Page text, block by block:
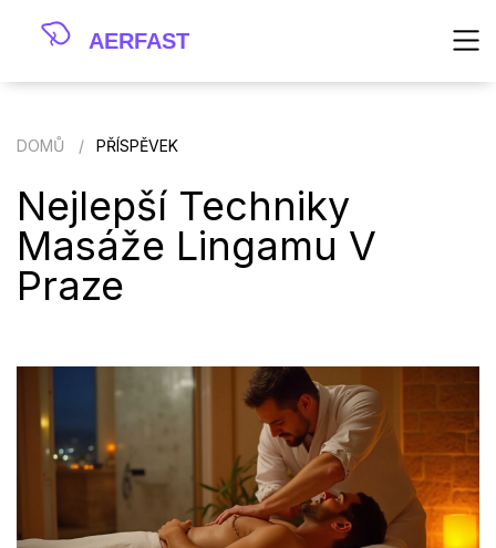
DOMŮ PŘÍSPĚVEK
Nejlepší Techniky
Masáže Lingamu V
Praze